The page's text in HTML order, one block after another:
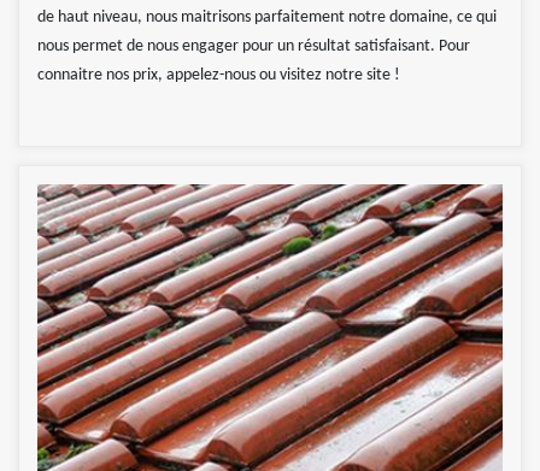
de haut niveau, nous maitrisons parfaitement notre domaine, ce qui
nous permet de nous engager pour un résultat satisfaisant. Pour
connaitre nos prix, appelez-nous ou visitez notre site !